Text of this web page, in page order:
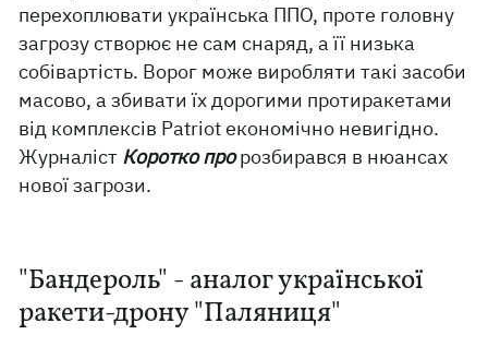
перехоплювати українська ППО, проте головну
загрозу створює не сам снаряд, а її низька
собівартість. Ворог може виробляти такі засоби
масово, а збивати їх дорогими протиракетами
від комплексів Patriot економічно невигідно.
Журналіст Коротко пророзбирався в нюансах
нової загрози.
"Бандероль" - аналог української
ракети-дрону "Паляниця"